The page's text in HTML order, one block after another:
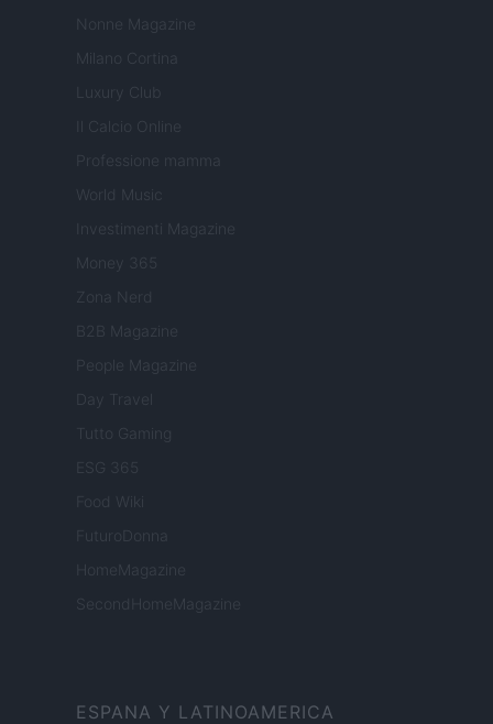
Nonne Magazine
Milano Cortina
Luxury Club
Il Calcio Online
Professione mamma
World Music
Investimenti Magazine
Money 365
Zona Nerd
B2B Magazine
People Magazine
Day Travel
Tutto Gaming
ESG 365
Food Wiki
FuturoDonna
HomeMagazine
SecondHomeMagazine
ESPANA Y LATINOAMERICA